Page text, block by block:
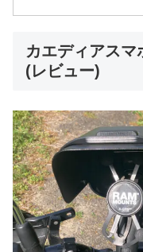
カエディアス
(レビュー)